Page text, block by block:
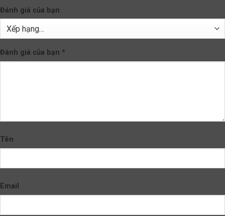
Đánh giá của bạn
Đánh giá của bạn *
Tên
Email